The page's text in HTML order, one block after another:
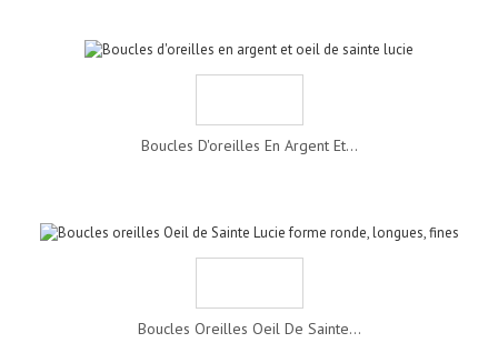
Boucles D'oreilles En Argent Et...
Boucles Oreilles Oeil De Sainte...